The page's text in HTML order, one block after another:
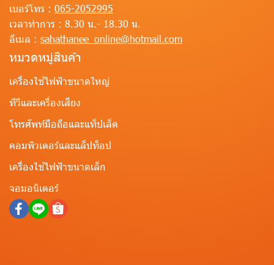
เบอร์โทร : 065-2052995
เวลาทำการ : 8.30 น.- 18.30 น.
อีเมล : sahathanee_online@hotmail.com
หมวดหมู่สินค้า
เครื่องใช้ไฟฟ้าขนาดใหญ่
ทีวีและเครื่องเสียง
โทรศัพท์มือถือและแท็ปเล็ต
คอมพิวเตอร์และแล็ปท็อป
เครื่องใช้ไฟฟ้าขนาดเล็ก
จอมอนิเตอร์